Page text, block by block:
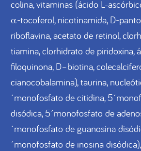
colina, vitaminas (ácido L-
α-tocoferol, nicotinamida, D-
riboflavina, acetato de retinol,
tiamina, clorhidrato de piridoxina,
filoquinona, D–biotina,
cianocobalamina), taurina,
´monofosfato de citidina,
disódica, 5´monofosfato de
´monofosfato de guanosina
´monofosfato de inosina